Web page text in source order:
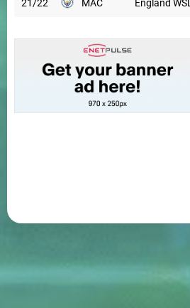
21/22 MAC England WSL